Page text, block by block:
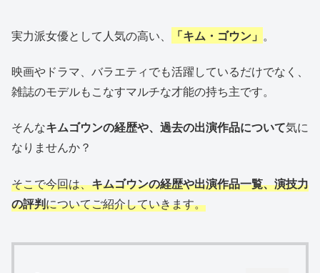
実力派女優として人気の高い、 「キム・ゴウン」 。
映画やドラマ、バラエティでも活躍しているだけでなく、
雑誌のモデルもこなすマルチな才能の持ち主です。
そんなキムゴウンの経歴や、過去の出演作品について気に
なりませんか？
そこで今回は、キムゴウンの経歴や出演作品一覧、演技力
の評判についてご紹介していきます。